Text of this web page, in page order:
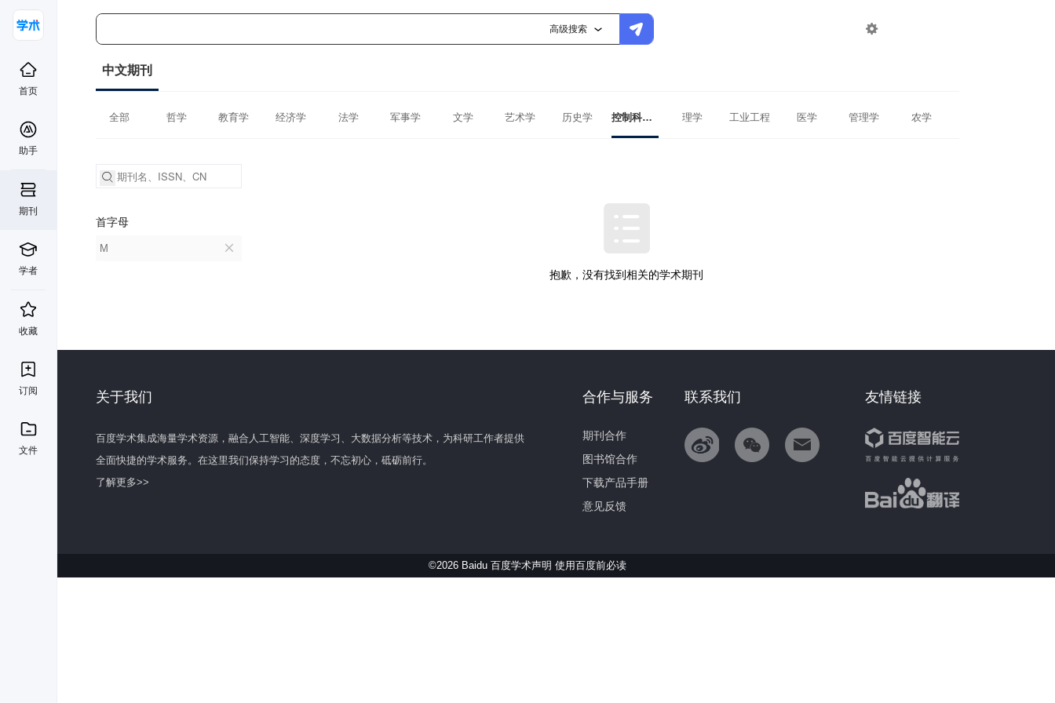
高级搜索 
首页
助手
期刊
学者
收藏
订阅
文件
中文期刊
全部 哲学 教育学 经济学 法学 军事学 文学 艺术学 历史学 控制科学与工程 理学 工业工程 医学 管理学 农学
首字母
M
抱歉，没有找到相关的学术期刊
关于我们
百度学术集成海量学术资源，融合人工智能、深度学习、大数据分析等技术，为科研工作者提供
全面快捷的学术服务。在这里我们保持学习的态度，不忘初心，砥砺前行。
了解更多>>
友情链接
联系我们
合作与服务
期刊合作
图书馆合作
下载产品手册
意见反馈
©2026 Baidu 百度学术声明 使用百度前必读